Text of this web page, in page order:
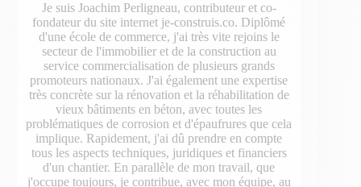
Je suis Joachim Perligneau, contributeur et co-
fondateur du site internet je-construis.co. Diplômé
d'une école de commerce, j'ai très vite rejoins le
secteur de l'immobilier et de la construction au
service commercialisation de plusieurs grands
promoteurs nationaux. J'ai également une expertise
très concrète sur la rénovation et la réhabilitation de
vieux bâtiments en béton, avec toutes les
problématiques de corrosion et d'épaufrures que cela
implique. Rapidement, j'ai dû prendre en compte
tous les aspects techniques, juridiques et financiers
d'un chantier. En parallèle de mon travail, que
j'occupe toujours, je contribue, avec mon équipe, au